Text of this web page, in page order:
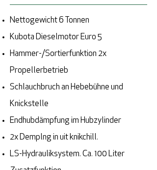
Nettogewicht 6 Tonnen
Kubota Dieselmotor Euro 5
Hammer-/Sortierfunktion 2x
Propellerbetrieb
Schlauchbruch an Hebebühne und
Knickstelle
Endhubdämpfung im Hubzylinder
2x Demplng in uit knikchill.
LS-Hydrauliksystem. Ca. 100 Liter